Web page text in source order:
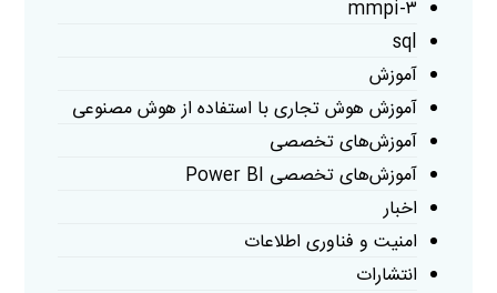
mmpi-۳
sql
آموزش
آموزش هوش تجاری با استفاده از هوش مصنوعی
آموزش‌های تخصصی
آموزش‌های تخصصی Power BI
اخبار
امنیت و فناوری اطلاعات
انتشارات